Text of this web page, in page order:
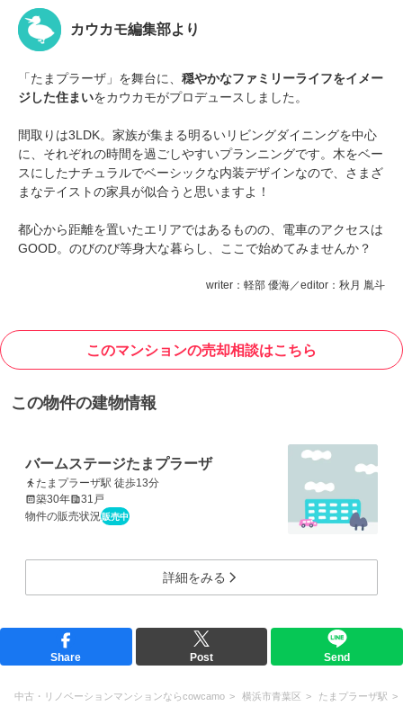
カウカモ編集部より
「たまプラーザ」を舞台に、 穏やかなファミリーライフをイメー
ジした住まいをカウカモがプロデュースしました。
間取りは3LDK。家族が集まる明るいリビングダイニングを中心
に、それぞれの時間を過ごしやすいプランニングです。木をベー
スにしたナチュラルでベーシックな内装デザインなので、さまざ
まなテイストの家具が似合うと思いますよ！
都心から距離を置いたエリアではあるものの、電車のアクセスは
GOOD。のびのび等身大な暮らし、ここで始めてみませんか？
writer：軽部 優海／editor：秋月 胤斗
このマンションの売却相談はこちら
この物件の建物情報
バームステージたまプラーザ
たまプラーザ駅 徒歩13分
築30年
31戸
物件の販売状況販売中
詳細をみる
Share Post Send
中古・リノベーションマンションならcowcamo 横浜市青葉区 たまプラーザ駅